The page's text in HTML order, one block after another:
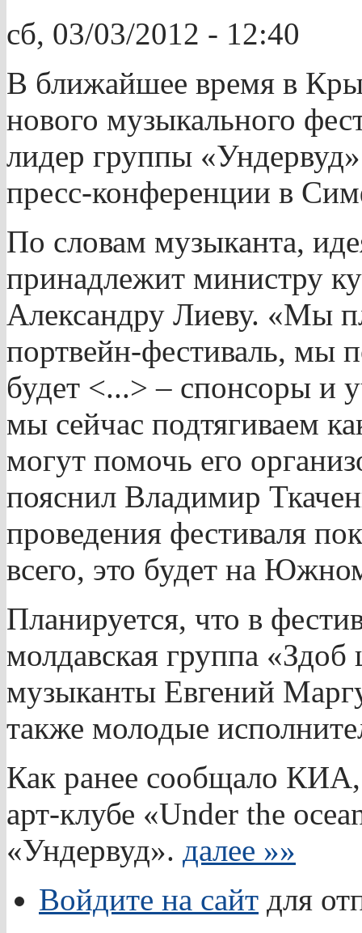
сб, 03/03/2012 - 12:40
В ближайшее время в
нового музыкального
лидер группы
пресс-конференции в
По словам музыканта,
принадлежит министру
Александру Лиеву. «Мы
портвейн-фестиваль, мы
будет <...> – спонсоры и
мы сейчас подтягиваем
могут помочь его
пояснил Владимир
проведения фестиваля
всего, это будет на
Планируется, что в
молдавская группа
музыканты Евгений
также молодые
Как ранее сообщало
арт-клубе «Under the
«Ундервуд». далее »»
Войдите на сайт для